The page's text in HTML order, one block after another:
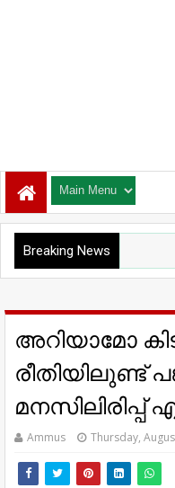
Breaking News
അറിയാമോ
രീതിയിലുണ്ട്‌
മനസിലിരിപ്പ്‌
Ammus Thursday,